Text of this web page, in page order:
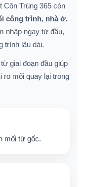
Côn Trùng 365 còn
công trình, nhà ở,
nhập ngay từ đầu,
trình lâu dài.
giai đoạn đầu giúp
mối quay lại trong
mối từ gốc.